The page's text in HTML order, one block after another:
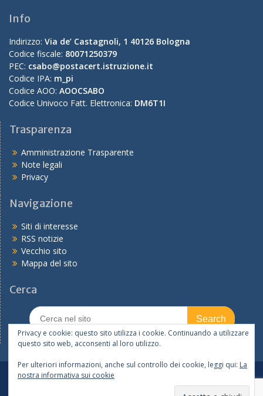
Info
Indirizzo: Via de’ Castagnoli, 1 40126 Bologna
Codice fiscale: 80071250379
PEC: csabo@postacert.istruzione.it
Codice IPA: m_pi
Codice AOO: AOOCSABO
Codice Univoco Fatt. Elettronica: DM6T1I
Trasparenza
Amministrazione Trasparente
Note legali
Privacy
Navigazione
Siti di interesse
RSS notizie
Vecchio sito
Mappa del sito
Cerca
Search
for:
In primo piano
Ufficio V – Ambito Territoriale di Bologna
Privacy e cookie: questo sito utilizza i cookie. Continuando a utilizzare
questo sito web, acconsenti al loro utilizzo.
Per ulteriori informazioni, anche sul controllo dei cookie, leggi qui: La
nostra informativa sui cookie